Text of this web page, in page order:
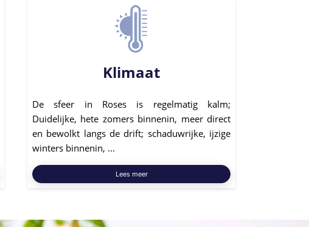
Klimaat
De sfeer in Roses is regelmatig kalm;
Duidelijke, hete zomers binnenin, meer direct
en bewolkt langs de drift; schaduwrijke, ijzige
winters binnenin, ...
Lees meer